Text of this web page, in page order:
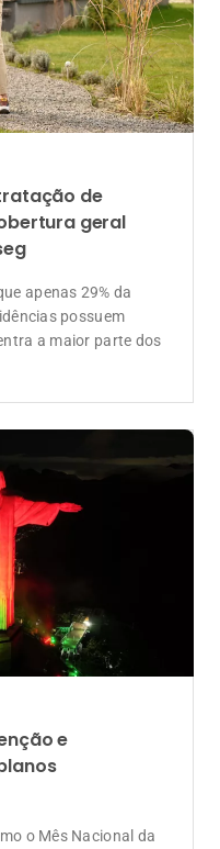
de
geral
apenas 29% da
possuem
a maior parte dos
e
o Mês Nacional da